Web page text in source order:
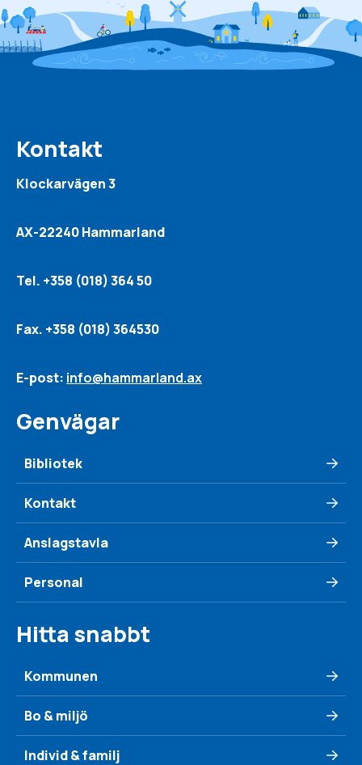
Kontakt
Klockarvägen 3
AX-22240 Hammarland
Tel. +358 (018) 364 50
Fax. +358 (018) 364530
E-post: info@hammarland.ax
Genvägar
Bibliotek
Kontakt
Anslagstavla
Personal
Hitta snabbt
Kommunen
Bo & miljö
Individ & familj